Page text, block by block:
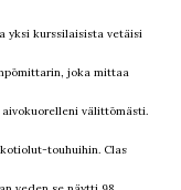
yksi kurssilaisista vetäisi
joka mittaa
välittömästi.
touhuihin. Clas